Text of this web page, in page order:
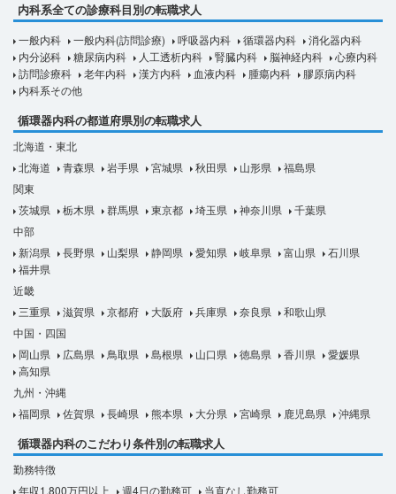
内科系全ての診療科目別の転職求人
一般内科 一般内科(訪問診療) 呼吸器内科 循環器内科
消化器内科
内分泌科
糖尿病内科 人工透析内科 腎臓内科 脳神経内科
心療内科
訪問診療科
老年内科 漢方内科 血液内科 腫瘍内科
膠原病内科
内科系その他
循環器内科の都道府県別の転職求人
北海道・東北
北海道
青森県 岩手県 宮城県 秋田県 山形県
福島県
関東
茨城県
栃木県 群馬県 東京都 埼玉県 神奈川県
千葉県
中部
新潟県
長野県 山梨県 静岡県 愛知県 岐阜県 富山県
石川県
福井県
近畿
三重県
滋賀県 京都府 大阪府 兵庫県 奈良県
和歌山県
中国・四国
岡山県
広島県 鳥取県 島根県 山口県 徳島県 香川県
愛媛県
高知県
九州・沖縄
福岡県
佐賀県 長崎県 熊本県 大分県 宮崎県 鹿児島県 沖縄県
循環器内科のこだわり条件別の転職求人
勤務特徴
年収1,800万円以上
週4日の勤務可
当直なし勤務可